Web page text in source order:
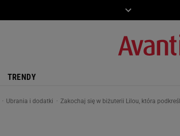
TRENDY
Ubrania i dodatki Zakochaj się w biżuterii Lilou, która